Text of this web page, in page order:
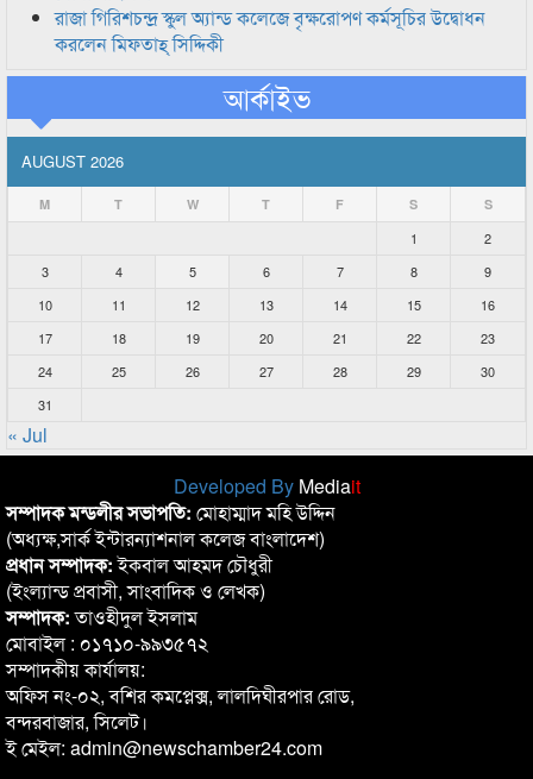
রাজা গিরিশচন্দ্র স্কুল অ্যান্ড কলেজে বৃক্ষরোপণ কর্মসূচির উদ্বোধন
করলেন মিফতাহ্ সিদ্দিকী
আর্কাইভ
AUGUST 2026
M T W T F S S
1
2
3
4 5 6 7 8
9
10
11 12 13 14 15
16
17
18 19 20 21 22
23
24
25 26 27 28 29
30
31
« Jul
Developed By Mediait
সম্পাদক মন্ডলীর সভাপতি: মোহাম্মাদ মহি উদ্দিন
(অধ্যক্ষ,সার্ক ইন্টারন্যাশনাল কলেজ বাংলাদেশ)
প্রধান সম্পাদক:ইকবাল আহমদ চৌধুরী
(ইংল্যান্ড প্রবাসী, সাংবাদিক ও লেখক)
সম্পাদক:তাওহীদুল ইসলাম
মোবাইল : ০১৭১০-৯৯৩৫৭২
সম্পাদকীয় কার্যালয়:
অফিস নং-০২, বশির কমপ্লেক্স, লালদিঘীরপার রোড,
বন্দরবাজার, সিলেট।
ই মেইল: admin@newschamber24.com